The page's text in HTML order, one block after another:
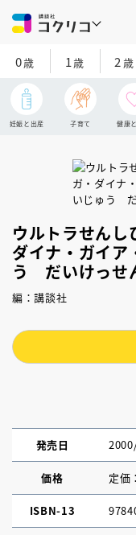
0歳 1歳 2 歳
妊娠と出産 子育て 健康
ウルトラせんし
ダイナ・ガイア
う だいけっせ
編：講談社
発売日
価格 定価
ISBN-13